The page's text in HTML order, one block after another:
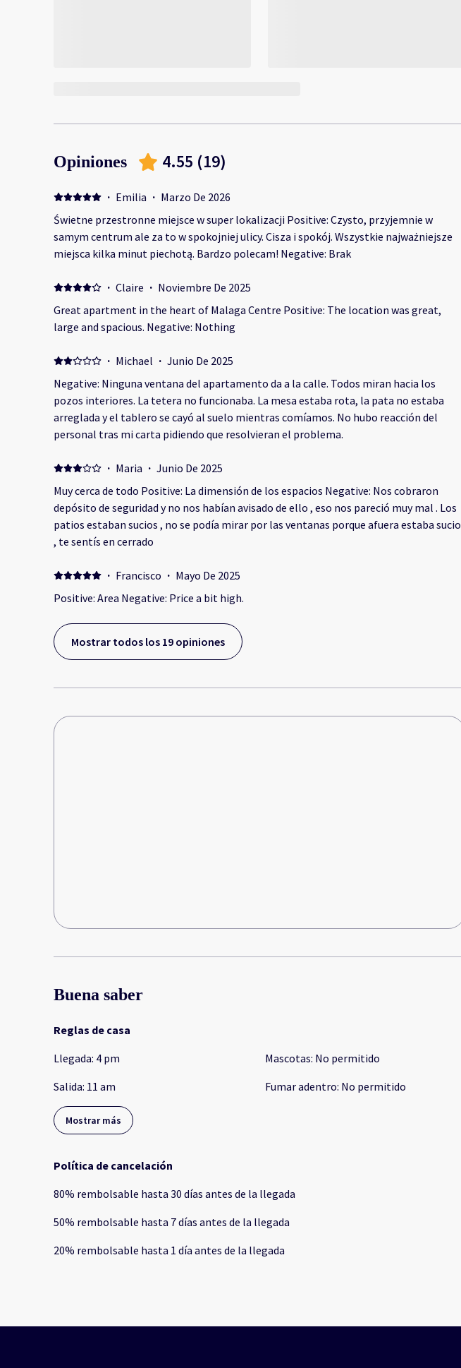
Opiniones 4.55 (19)
· Emilia · Marzo De 2026
Świetne przestronne miejsce w super lokalizacji Positive: Czysto, przyjemnie w
samym centrum ale za to w spokojniej ulicy. Cisza i spokój. Wszystkie najważniejsze
miejsca kilka minut piechotą. Bardzo polecam! Negative: Brak
· Claire · Noviembre De 2025
Great apartment in the heart of Malaga Centre Positive: The location was great,
large and spacious. Negative: Nothing
· Michael · Junio De 2025
Negative: Ninguna ventana del apartamento da a la calle. Todos miran hacia los
pozos interiores. La tetera no funcionaba. La mesa estaba rota, la pata no estaba
arreglada y el tablero se cayó al suelo mientras comíamos. No hubo reacción del
personal tras mi carta pidiendo que resolvieran el problema.
· Maria · Junio De 2025
Muy cerca de todo Positive: La dimensión de los espacios Negative: Nos cobraron
depósito de seguridad y no nos habían avisado de ello , eso nos pareció muy mal . Los
patios estaban sucios , no se podía mirar por las ventanas porque afuera estaba sucio
, te sentís en cerrado
· Francisco · Mayo De 2025
Positive: Area Negative: Price a bit high.
Mostrar todos los 19 opiniones
Buena saber
Reglas de casa
Llegada: 4 pm
Salida: 11 am
Mascotas: No permitido
Fumar adentro: No permitido
Mostrar más
Política de cancelación
80% rembolsable hasta 30 días antes de la llegada
50% rembolsable hasta 7 días antes de la llegada
20% rembolsable hasta 1 día antes de la llegada